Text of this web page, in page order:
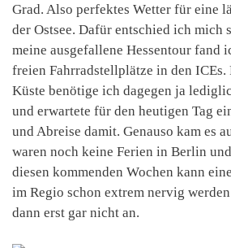
Grad. Also perfektes Wetter für eine
der Ostsee. Dafür entschied ich mich
meine ausgefallene Hessentour fand
freien Fahrradstellplätze in den ICEs.
Küste benötige ich dagegen ja
und erwartete für den heutigen Tag
und Abreise damit. Genauso kam es
waren noch keine Ferien in Berlin
diesen kommenden Wochen kann
im Regio schon extrem nervig
dann erst gar nicht an.